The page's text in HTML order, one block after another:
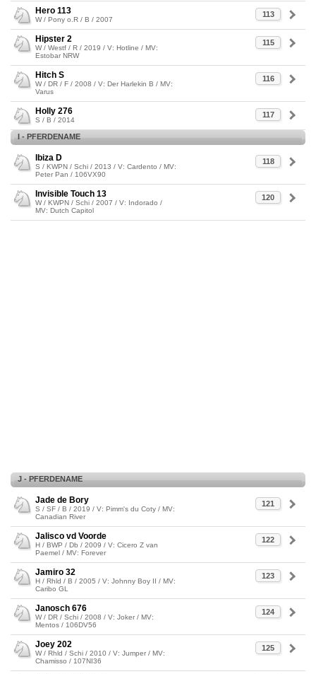
113
Hero 113
W / Pony o.R / B / 2007
115
Hipster 2
W / Westf / R / 2019 / V: Hotline / MV:
Estobar NRW
116
Hitch S
W / DR / F / 2008 / V: Der Harlekin B / MV:
Varus
117
Holly 276
S / B / 2014
I - PFERDENAME
118
Ibiza D
S / KWPN / Schi / 2013 / V: Cardento / MV:
Peter Pan / 106VX90
120
Invisible Touch 13
W / KWPN / Schi / 2007 / V: Indorado /
MV: Dutch Capitol
J - PFERDENAME
121
Jade de Bory
S / SF / B / 2019 / V: Pimm's du Coty / MV:
Canadian River
122
Jalisco vd Voorde
H / BWP / Db / 2009 / V: Cicero Z van
Paemel / MV: Forever
123
Jamiro 32
H / Rhld / B / 2005 / V: Johnny Boy II / MV:
Caribo GL
124
Janosch 676
W / DR / Schi / 2008 / V: Joker / MV:
Mentos / 106DV56
125
Joey 202
W / Rhld / Schi / 2010 / V: Jumper / MV:
Chamisso / 107NI36